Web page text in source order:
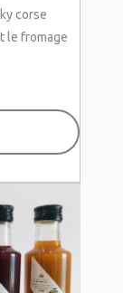
corse
le fromage